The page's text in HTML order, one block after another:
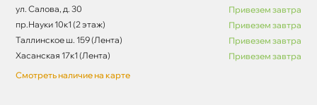
ул. Салова, д. 30
Привезем завтра
пр.Науки 10к1 (2 этаж)
Привезем завтра
Таллинское ш. 159 (Лента)
Привезем завтра
Хасанская 17к1 (Лента)
Привезем завтра
Смотреть наличие на карте